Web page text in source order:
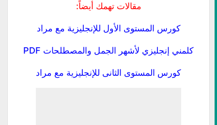
مقالات تهمك أيضاً:
كورس المستوى الأول للإنجليزية مع مراد
كلمني إنجليزي لأشهر الجمل والمصطلحات PDF
كورس المستوى الثانى للإنجليزية مع مراد